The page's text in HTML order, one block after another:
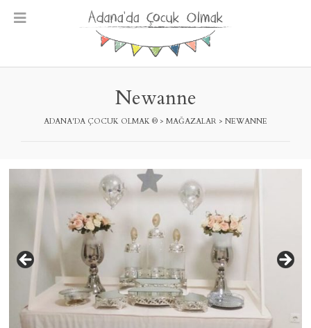
Newanne
ADANA'DA ÇOCUK OLMAK ® > MAĞAZALAR > NEWANNE